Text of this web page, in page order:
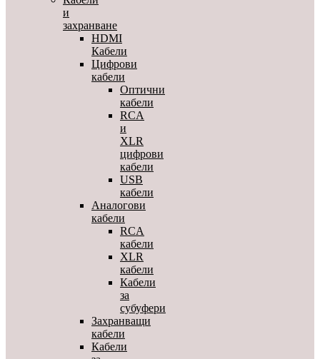
и
захранване
HDMI
Кабели
Цифрови
кабели
Оптични
кабели
RCA
и
XLR
цифрови
кабели
USB
кабели
Аналогови
кабели
RCA
кабели
XLR
кабели
Кабели
за
субуфери
Захранващи
кабели
Кабели